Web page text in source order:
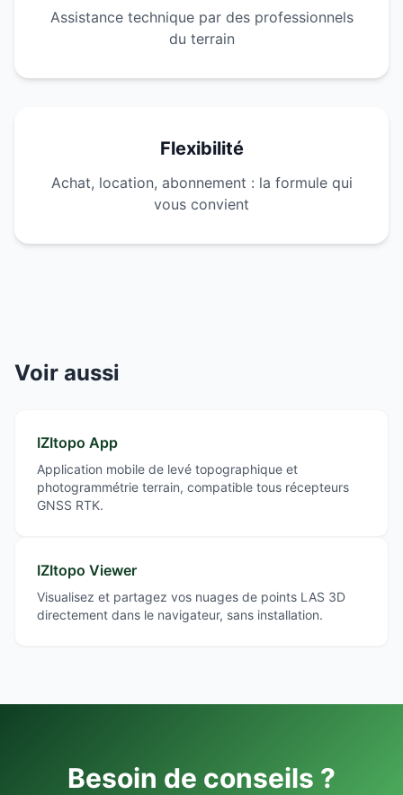
Assistance technique par des professionnels
du terrain
Flexibilité
Achat, location, abonnement : la formule qui
vous convient
Voir aussi
IZItopo App
Application mobile de levé topographique et
photogrammétrie terrain, compatible tous récepteurs
GNSS RTK.
IZItopo Viewer
Visualisez et partagez vos nuages de points LAS 3D
directement dans le navigateur, sans installation.
Besoin de conseils ?